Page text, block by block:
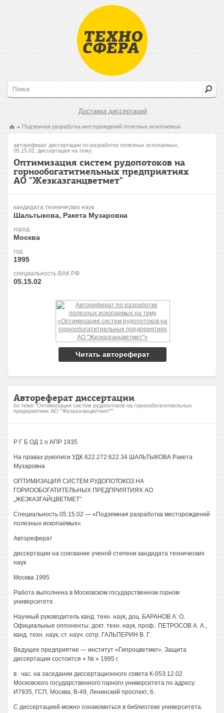
Доставка диссертаций
Подземная разработка месторождений полезных ископаемых
автореферат диссертации по разработке полезных ископаемых,
05.15.02, диссертация на тему:
Оптимизация систем рудопотоков на
горнообогатитиельных предприятиях
АО "Жезказганцветмет"
кандидата технических наук
Шальтыкова, Ракета Музаровна
город
Москва
год
1995
специальность ВАК РФ
05.15.02
Читать автореферат
Автореферат диссертации
по теме "Оптимизация систем рудопотоков на горнообогатитиельных
предприятиях АО "Жезказганцветмет""
Р Г Б ОД 1 о АПР 1935
На правах рукописи УДК 622.272:622.34 ШАЛЬТЫКОВА Ракета
Музаровна
ОПТИМИЗАЦИЯ СИСТЕМ РУДОПОТОКОЗ НА
ГОРИООБОГАТИТЕЛЬНЫХ ПРЕДПРИЯТИЯХ АО
„ЖЕЗКАЗГАЙЦВЕТМЕТ"
Специальность 05.15.02 — «Подземная разработка месторождений
полезных ископаемых»
Автореферат
диссертации на соискание ученой степени кандидата технических
наук
Москва 1995
Работа выполнена в Московском государственном горном
университете.
Научный руководитель канд. техн. наук, доц. БАРАНОВ А. О.
Официальные оппоненты: докт. техн. наук, проф.. ПЕТРОСОВ А. А.,
канд. техн. наук, ст. науч. сотр. ГАЛЬПЕРИН В. Г.
Ведущее предприятие — институт «Гипроцветмег». Защита
диссертации состоится « № » 1995 г.
в . час. на заседании диссертационного совета К-053.12.02
Московского государственного горного университета по адресу:
И7935, ГСП, Москва, В-49, Ленинский проспект, 6.
С диссертацией можно ознакомиться в библиотеке университета.